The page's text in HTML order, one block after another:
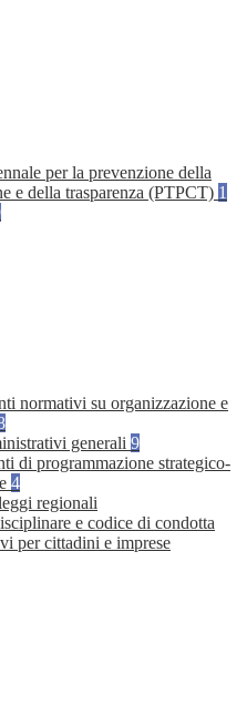
per la prevenzione della
e della trasparenza (PTPCT) 1
normativi su organizzazione e
generali 9
di programmazione strategico-
4
regionali
e codice di condotta
per cittadini e imprese